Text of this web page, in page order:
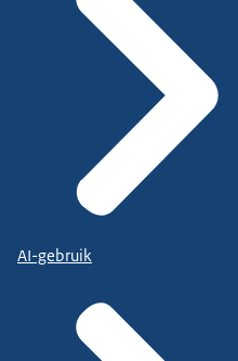
AI-gebruik